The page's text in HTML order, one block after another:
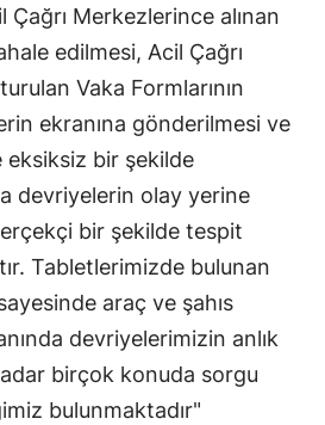
Çağrı Merkezlerince alınan
edilmesi, Acil Çağrı
Vaka Formlarının
ekranına gönderilmesi ve
bir şekilde
devriyelerin olay yerine
bir şekilde tespit
Tabletlerimizde bulunan
araç ve şahıs
devriyelerimizin anlık
birçok konuda sorgu
bulunmaktadır"